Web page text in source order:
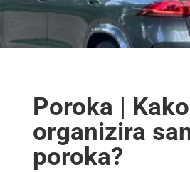
Poroka |
organizira
poroka?